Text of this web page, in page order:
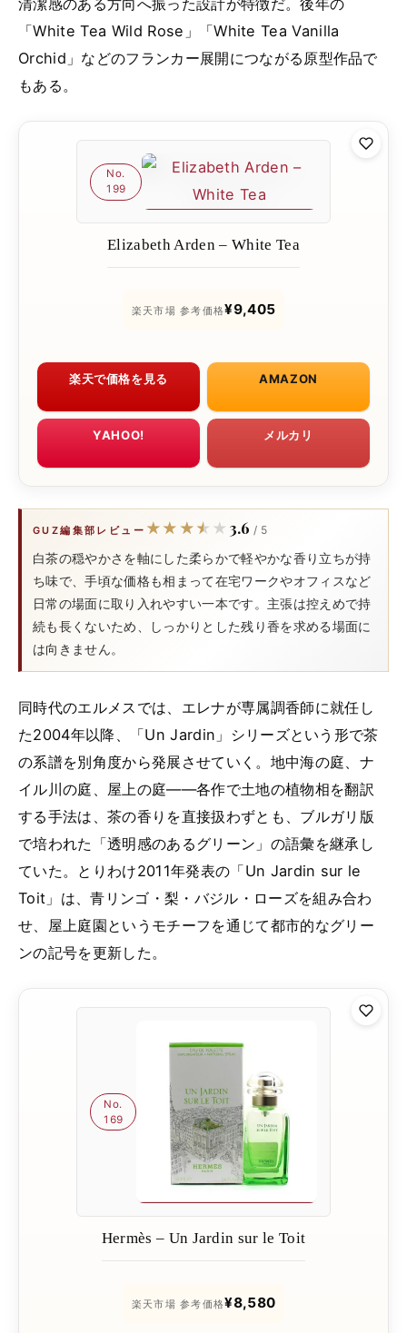
清潔感のある方向へ振った設計が特徴だ。後年の
「White Tea Wild Rose」「White Tea Vanilla
Orchid」などのフランカー展開につながる原型作品で
もある。
No.
199
Elizabeth Arden – White Tea
楽天市場 参考価格¥9,405
楽天で価格を見る AMAZON
YAHOO! メルカリ
GUZ編集部レビュー ★★★★★
★★★★★ 3.6 / 5
白茶の穏やかさを軸にした柔らかで軽やかな香り立ちが持
ち味で、手頃な価格も相まって在宅ワークやオフィスなど
日常の場面に取り入れやすい一本です。主張は控えめで持
続も長くないため、しっかりとした残り香を求める場面に
は向きません。
同時代のエルメスでは、エレナが専属調香師に就任し
た2004年以降、「Un Jardin」シリーズという形で茶
の系譜を別角度から発展させていく。地中海の庭、ナ
イル川の庭、屋上の庭——各作で土地の植物相を翻訳
する手法は、茶の香りを直接扱わずとも、ブルガリ版
で培われた「透明感のあるグリーン」の語彙を継承し
ていた。とりわけ2011年発表の「Un Jardin sur le
Toit」は、青リンゴ・梨・バジル・ローズを組み合わ
せ、屋上庭園というモチーフを通じて都市的なグリー
ンの記号を更新した。
No.
169
Hermès – Un Jardin sur le Toit
楽天市場 参考価格¥8,580